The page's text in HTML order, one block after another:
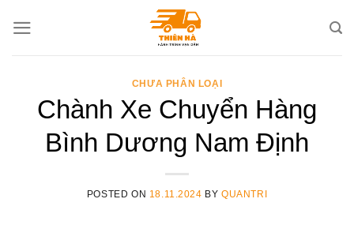
CHƯA PHÂN LOẠI
Chành Xe Chuyển Hàng
Bình Dương Nam Định
POSTED ON 18.11.2024 BYQUANTRI